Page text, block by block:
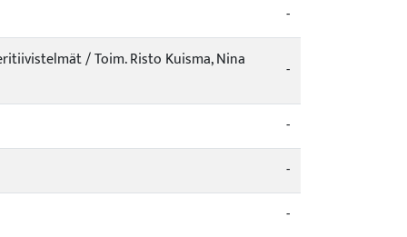
-
/ Toim. Risto Kuisma, Nina
-
-
-
-